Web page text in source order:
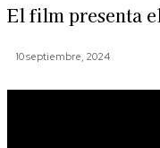
El film presenta
10 septiembre, 2024